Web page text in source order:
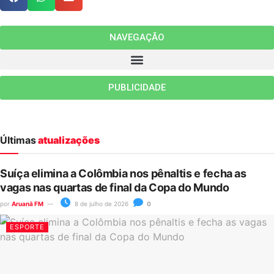
NAVEGAÇÃO
PUBLICIDADE
Últimasatualizações
Suíça elimina a Colômbia nos pênaltis e fecha as
vagas nas quartas de final da Copa do Mundo
por Aruanã FM 8 de julho de 2026 0
ESPORTE